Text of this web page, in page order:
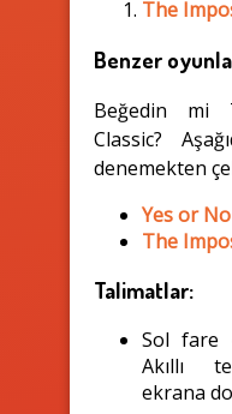
The
Benzer
Beğedin mi
Classic?
denemekten
Yes or
The
Talimatlar:
Sol fare
Akıllı
ekrana